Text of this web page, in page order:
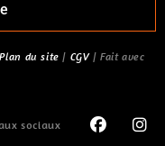
Plan du site | CGV| Fait avec
sociaux